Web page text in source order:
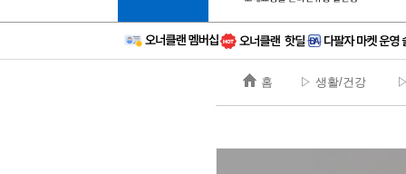
14등급
홈 ▷ 생활/건강